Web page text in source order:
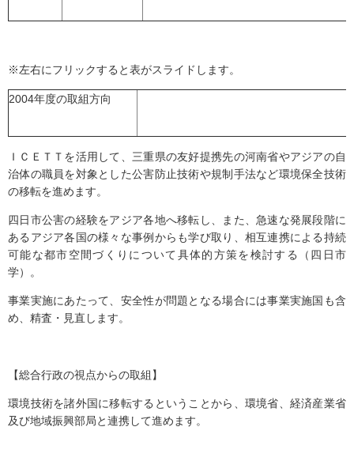
※左右にフリックすると表がスライドします。
2004年度の取組方向
ＩＣＥＴＴを活用して、三重県の友好提携先の河南省やアジアの自
治体の職員を対象とした公害防止技術や規制手法など環境保全技術
の移転を進めます。
四日市公害の経験をアジア各地へ移転し、また、急速な発展段階に
あるアジア各国の様々な事例からも学び取り、相互連携による持続
可能な都市空間づくりについて具体的方策を検討する（四日市
学）。
事業実施にあたって、安全性が問題となる場合には事業実施国も含
め、精査・見直します。
【総合行政の視点からの取組】
環境技術を諸外国に移転するということから、環境省、経済産業省
及び地域振興部局と連携して進めます。